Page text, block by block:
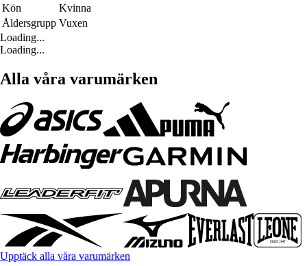
Kön
Kvinna
Åldersgrupp Vuxen
Loading...
Loading...
Alla våra varumärken
Upptäck alla våra varumärken